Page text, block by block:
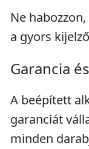
Ne
a gyors
Garancia
A beépített
garanciát
minden